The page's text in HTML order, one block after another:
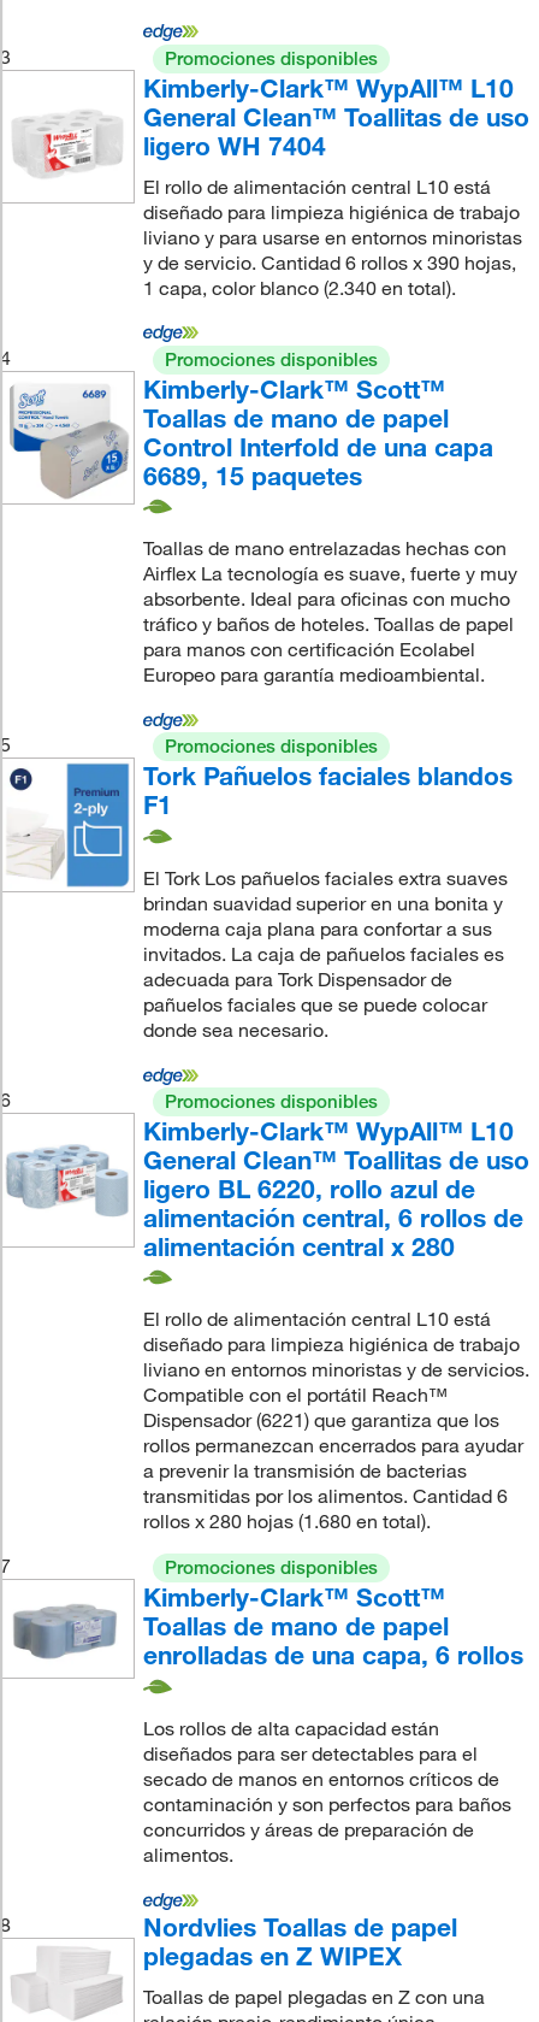
3 Promociones disponibles
Kimberly-Clark™ WypAll™ L10
General Clean™ Toallitas de uso
ligero WH 7404
El rollo de alimentación central L10 está
diseñado para limpieza higiénica de trabajo
liviano y para usarse en entornos minoristas
y de servicio. Cantidad 6 rollos x 390 hojas,
1 capa, color blanco (2.340 en total).
4 Promociones disponibles
Kimberly-Clark™ Scott™
Toallas de mano de papel
Control Interfold de una capa
6689, 15 paquetes
Toallas de mano entrelazadas hechas con
Airflex La tecnología es suave, fuerte y muy
absorbente. Ideal para oficinas con mucho
tráfico y baños de hoteles. Toallas de papel
para manos con certificación Ecolabel
Europeo para garantía medioambiental.
5 Promociones disponibles
Tork Pañuelos faciales blandos
F1
El Tork Los pañuelos faciales extra suaves
brindan suavidad superior en una bonita y
moderna caja plana para confortar a sus
invitados. La caja de pañuelos faciales es
adecuada para Tork Dispensador de
pañuelos faciales que se puede colocar
donde sea necesario.
6 Promociones disponibles
Kimberly-Clark™ WypAll™ L10
General Clean™ Toallitas de uso
ligero BL 6220, rollo azul de
alimentación central, 6 rollos de
alimentación central x 280
El rollo de alimentación central L10 está
diseñado para limpieza higiénica de trabajo
liviano en entornos minoristas y de servicios.
Compatible con el portátil Reach™
Dispensador (6221) que garantiza que los
rollos permanezcan encerrados para ayudar
a prevenir la transmisión de bacterias
transmitidas por los alimentos. Cantidad 6
rollos x 280 hojas (1.680 en total).
7
Promociones disponibles
Kimberly-Clark™ Scott™
Toallas de mano de papel
enrolladas de una capa, 6 rollos
Los rollos de alta capacidad están
diseñados para ser detectables para el
secado de manos en entornos críticos de
contaminación y son perfectos para baños
concurridos y áreas de preparación de
alimentos.
8
Nordvlies Toallas de papel
plegadas en Z WIPEX
Toallas de papel plegadas en Z con una